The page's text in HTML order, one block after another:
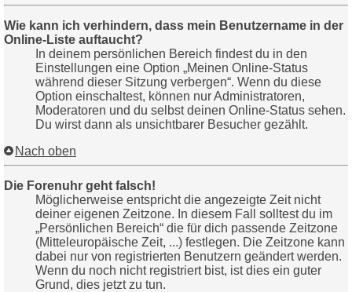
Wie kann ich verhindern, dass mein Benutzername in der
Online-Liste auftaucht?
In deinem persönlichen Bereich findest du in den
Einstellungen eine Option „Meinen Online-Status
während dieser Sitzung verbergen“. Wenn du diese
Option einschaltest, können nur Administratoren,
Moderatoren und du selbst deinen Online-Status sehen.
Du wirst dann als unsichtbarer Besucher gezählt.
Nach oben
Die Forenuhr geht falsch!
Möglicherweise entspricht die angezeigte Zeit nicht
deiner eigenen Zeitzone. In diesem Fall solltest du im
„Persönlichen Bereich“ die für dich passende Zeitzone
(Mitteleuropäische Zeit, ...) festlegen. Die Zeitzone kann
dabei nur von registrierten Benutzern geändert werden.
Wenn du noch nicht registriert bist, ist dies ein guter
Grund, dies jetzt zu tun.